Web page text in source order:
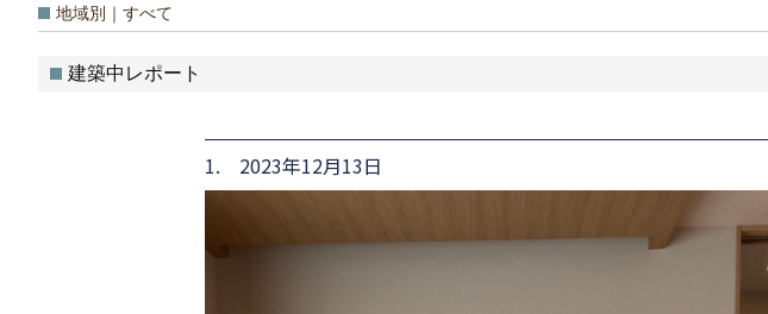
地域別｜すべて
建築中レポート
1. 2023年12月13日